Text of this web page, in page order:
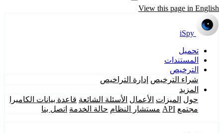
View this page in English
iSpy
تحميل
المستندات
الترخيص
شراء الترخيص إدارة التراخيص
المزيد
حول الميزات الأعمال الأسئلة الشائعة قاعدة بيانات الكاميرا
مجتمع API مستشار النظام حالة الخدمة اتصل بنا